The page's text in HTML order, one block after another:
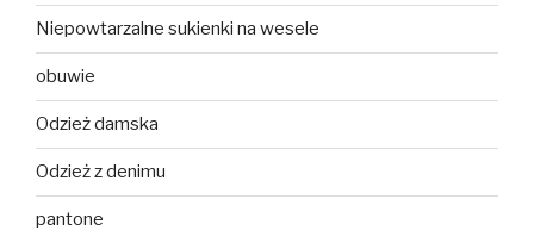
Niepowtarzalne sukienki na wesele
obuwie
Odzież damska
Odzież z denimu
pantone